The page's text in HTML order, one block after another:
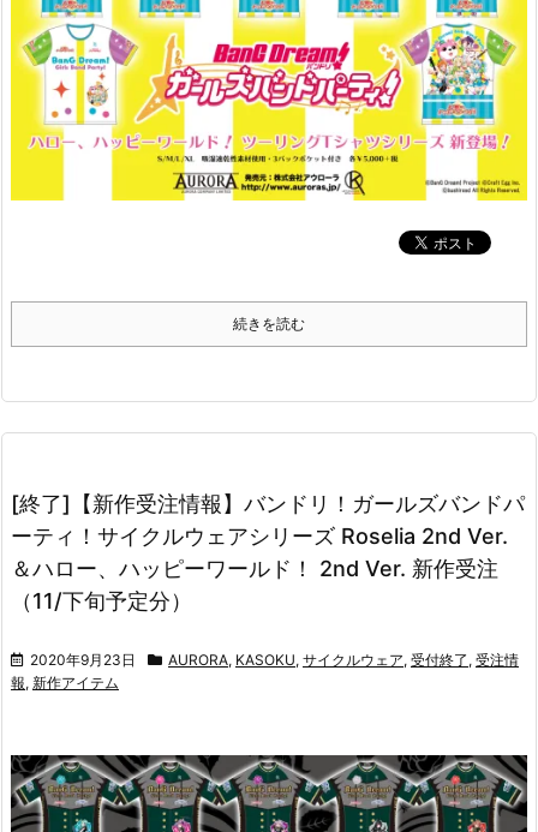
続きを読む
[終了]【新作受注情報】バンドリ！ガールズバンドパ
ーティ！サイクルウェアシリーズ Roselia 2nd Ver.
＆ハロー、ハッピーワールド！ 2nd Ver. 新作受注
（11/下旬予定分）
2020年9月23日 AURORA, KASOKU, サイクルウェア, 受付終了 , 受注情
報, 新作アイテム